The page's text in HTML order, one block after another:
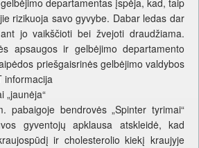
departamentas įspėja, kad, taip
rizikuoja savo gyvybe. Dabar ledas dar
jo vaikščioti bei žvejoti draudžiama.
apsaugos ir gelbėjimo departamento
priešgaisrinės gelbėjimo valdybos
informacija
„jaunėja“
pabaigoje bendrovės „Spinter tyrimai“
gyventojų apklausa atskleidė, kad
ir cholesterolio kiekį kraujyje